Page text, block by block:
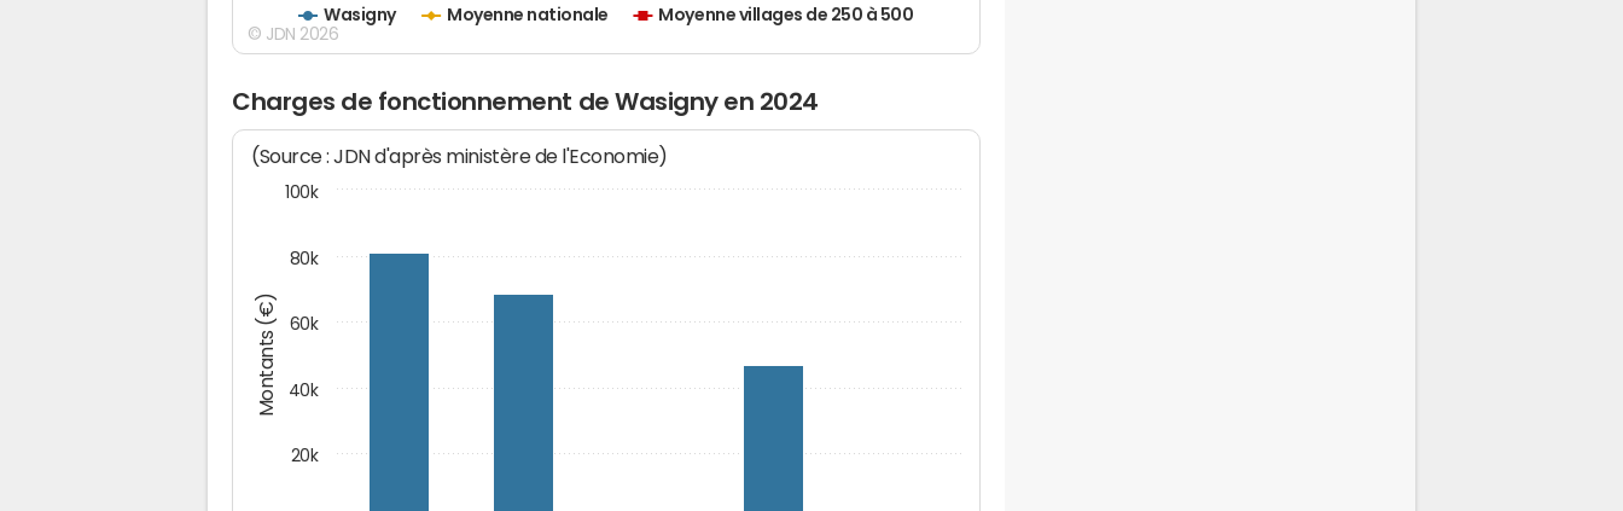
Wasigny Moyenne nationale Moyenne villages de 250 à 500
© JDN 2026
Charges de fonctionnement de Wasigny en 2024
Montants (€)
(Source : JDN d'après ministère de l'Economie)
20k
40k
60k
80k
100k